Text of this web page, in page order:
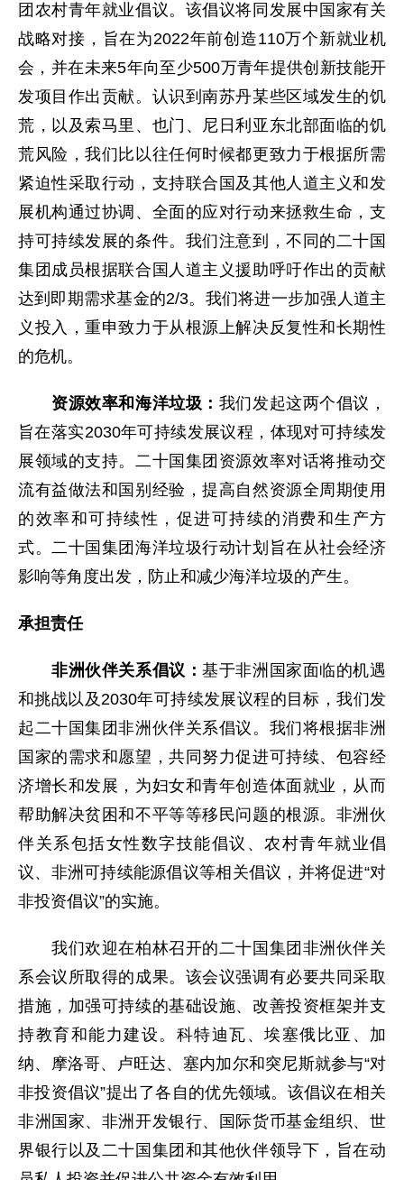
团农村青年就业倡议。该倡议将同发展中国家有关
战略对接，旨在为2022年前创造110万个新就业机
会，并在未来5年向至少500万青年提供创新技能开
发项目作出贡献。认识到南苏丹某些区域发生的饥
荒，以及索马里、也门、尼日利亚东北部面临的饥
荒风险，我们比以往任何时候都更致力于根据所需
紧迫性采取行动，支持联合国及其他人道主义和发
展机构通过协调、全面的应对行动来拯救生命，支
持可持续发展的条件。我们注意到，不同的二十国
集团成员根据联合国人道主义援助呼吁作出的贡献
达到即期需求基金的2/3。我们将进一步加强人道主
义投入，重申致力于从根源上解决反复性和长期性
的危机。
资源效率和海洋垃圾： 我们发起这两个倡议，
旨在落实2030年可持续发展议程，体现对可持续发
展领域的支持。二十国集团资源效率对话将推动交
流有益做法和国别经验，提高自然资源全周期使用
的效率和可持续性，促进可持续的消费和生产方
式。二十国集团海洋垃圾行动计划旨在从社会经济
影响等角度出发，防止和减少海洋垃圾的产生。
承担责任
非洲伙伴关系倡议：基于非洲国家面临的机遇
和挑战以及2030年可持续发展议程的目标，我们发
起二十国集团非洲伙伴关系倡议。我们将根据非洲
国家的需求和愿望，共同努力促进可持续、包容经
济增长和发展，为妇女和青年创造体面就业，从而
帮助解决贫困和不平等等移民问题的根源。非洲伙
伴关系包括女性数字技能倡议、农村青年就业倡
议、非洲可持续能源倡议等相关倡议，并将促进“对
非投资倡议”的实施。
我们欢迎在柏林召开的二十国集团非洲伙伴关
系会议所取得的成果。该会议强调有必要共同采取
措施，加强可持续的基础设施、改善投资框架并支
持教育和能力建设。科特迪瓦、埃塞俄比亚、加
纳、摩洛哥、卢旺达、塞内加尔和突尼斯就参与“对
非投资倡议”提出了各自的优先领域。该倡议在相关
非洲国家、非洲开发银行、国际货币基金组织、世
界银行以及二十国集团和其他伙伴领导下，旨在动